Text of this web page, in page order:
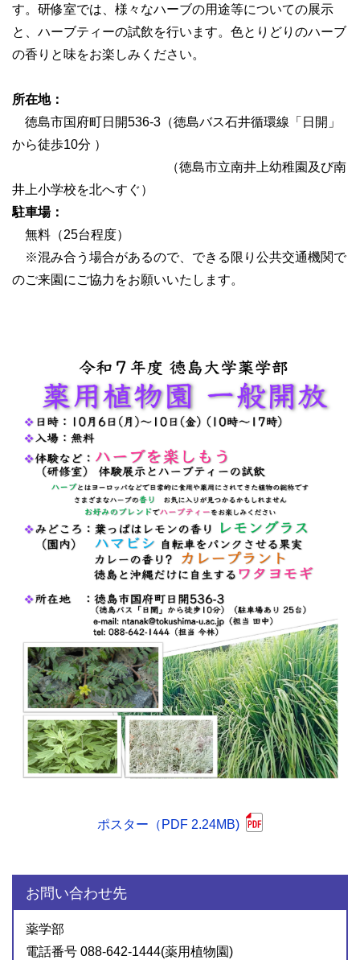
す。研修室では、様々なハーブの用途等についての展示
と、ハーブティーの試飲を行います。色とりどりのハーブ
の香りと味をお楽しみください。
所在地：
徳島市国府町日開536-3（徳島バス石井循環線「日開」
から徒歩10分 ）
（徳島市立南井上幼稚園及び南
井上小学校を北へすぐ）
駐車場：
無料（25台程度）
※混み合う場合があるので、できる限り公共交通機関で
のご来園にご協力をお願いいたします。
ポスター（PDF 2.24MB)
お問い合わせ先
薬学部
電話番号 088-642-1444(薬用植物園)